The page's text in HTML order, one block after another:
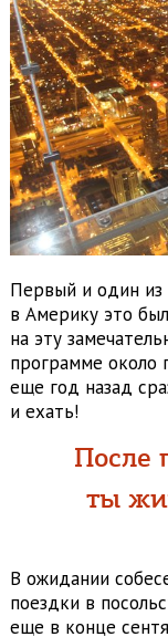
Первый и один из
в Америку это
на эту
программе около
еще год назад
и ехать!
После
ты
В ожидании
поездки в
еще в конце